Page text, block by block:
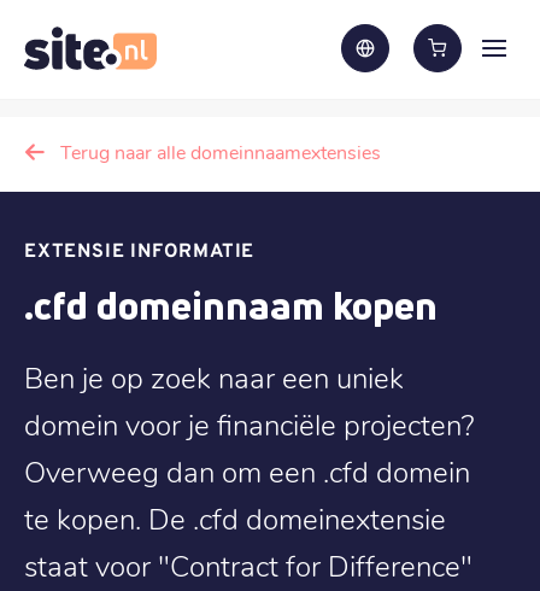
Terug naar alle domeinnaamextensies
EXTENSIE INFORMATIE
.cfd domeinnaam kopen
Ben je op zoek naar een uniek
domein voor je financiële projecten?
Overweeg dan om een .cfd domein
te kopen. De .cfd domeinextensie
staat voor "Contract for Difference"